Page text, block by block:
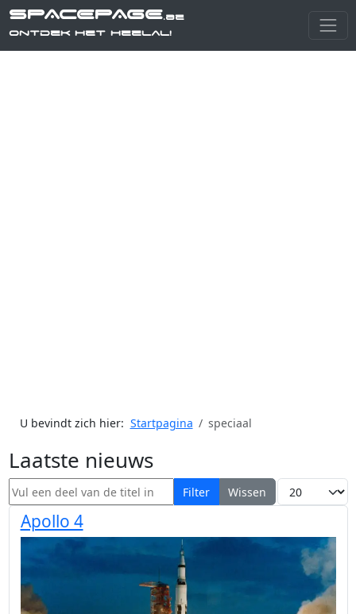
SPACEPAGE.be
Ontdek het heelal!
U bevindt zich hier: Startpagina speciaal
Laatste nieuws
Vul een deel van de titel in Filter Wissen Toon #
Apollo 4